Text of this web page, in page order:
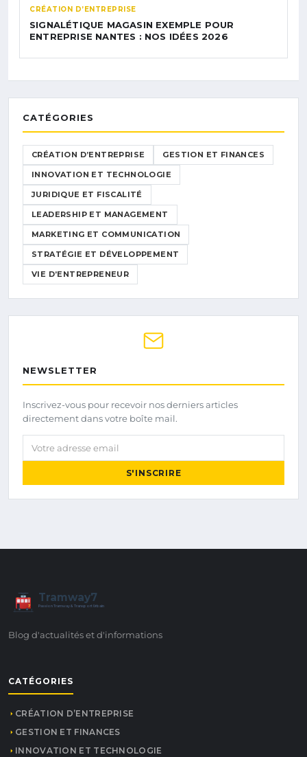
CRÉATION D’ENTREPRISE
SIGNALÉTIQUE MAGASIN EXEMPLE POUR
ENTREPRISE NANTES : NOS IDÉES 2026
CATÉGORIES
CRÉATION D’ENTREPRISE GESTION ET FINANCES
INNOVATION ET TECHNOLOGIE
JURIDIQUE ET FISCALITÉ
LEADERSHIP ET MANAGEMENT
MARKETING ET COMMUNICATION
STRATÉGIE ET DÉVELOPPEMENT
VIE D’ENTREPRENEUR
NEWSLETTER
Inscrivez-vous pour recevoir nos derniers articles
directement dans votre boîte mail.
Votre adresse email
S'INSCRIRE
7
Tramway7
Passion Tramway & Transport Urbain
Blog d'actualités et d'informations
CATÉGORIES
CRÉATION D’ENTREPRISE
GESTION ET FINANCES
INNOVATION ET TECHNOLOGIE